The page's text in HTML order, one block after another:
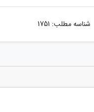
شناسه مطلب: 1751